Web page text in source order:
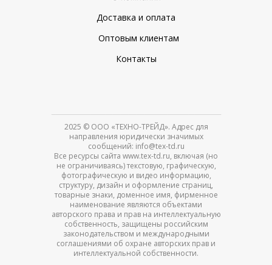
Оптовым клиентам
Доставка и оплата
Контакты
2025 © ООО «ТЕХНО-ТРЕЙД». Адрес для
направления юридически значимых
сообщений: info@tex-td.ru
Все ресурсы сайта www.tex-td.ru, включая (но
не ограничиваясь) текстовую, графическую,
фотографическую и видео информацию,
структуру, дизайн и оформление страниц,
товарные знаки, доменное имя, фирменное
наименование являются объектами
авторского права и прав на интеллектуальную
собственность, защищены российским
законодательством и международными
соглашениями об охране авторских прав и
интеллектуальной собственности.